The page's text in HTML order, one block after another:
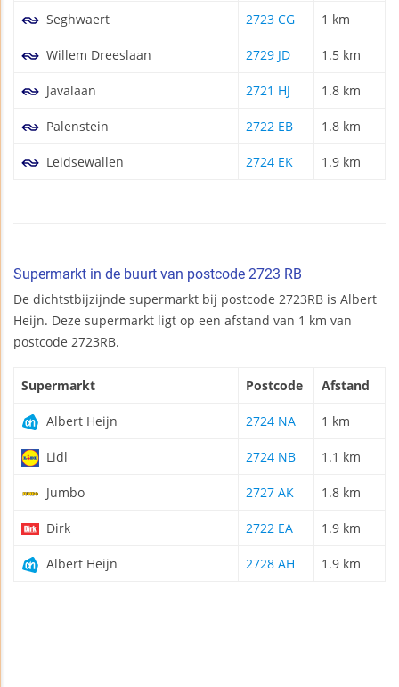
Seghwaert 2723 CG 1 km
Willem Dreeslaan 2729 JD 1.5 km
Javalaan 2721 HJ 1.8 km
Palenstein 2722 EB 1.8 km
Leidsewallen 2724 EK 1.9 km
Supermarkt in de buurt van postcode 2723 RB
De dichtstbijzijnde supermarkt bij postcode 2723RB is Albert
Heijn. Deze supermarkt ligt op een afstand van 1 km van
postcode 2723RB.
Supermarkt Postcode Afstand
Albert Heijn 2724 NA 1 km
Lidl 2724 NB 1.1 km
Jumbo 2727 AK 1.8 km
Dirk 2722 EA 1.9 km
Albert Heijn 2728 AH 1.9 km